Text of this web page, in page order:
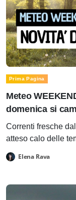
Prima Pagina
Meteo
domenica si
Correnti fresche
atteso calo delle
Elena Rava